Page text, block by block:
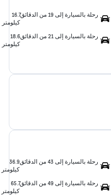
رحلة بالسيارة إلى 19 من الدقائق
16.7
كيلومتر
رحلة بالسيارة إلى 21 من الدقائق
18.6
كيلومتر
رحلة بالسيارة إلى 43 من الدقائق
36.9
كيلومتر
رحلة بالسيارة إلى 49 من الدقائق
65.7
كيلومتر